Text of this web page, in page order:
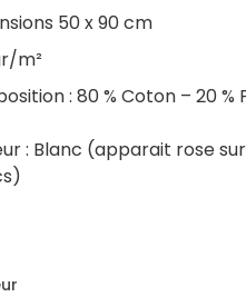
50 x 90 cm
m²
: 80 % Coton – 20 %
: Blanc (apparait rose